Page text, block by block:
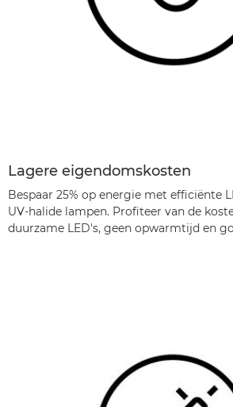
Lagere eigendomskosten
Bespaar 25% op energie met efficiënte
UV-halide lampen. Profiteer van de
duurzame LED's, geen opwarmtijd en